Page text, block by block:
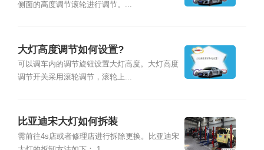
侧面的高度调节滚轮进行调节。...
大灯高度调节如何设置?
可以调车内的调节旋钮设置大灯高度。大灯高度
调节开关采用滚轮调节，滚轮上...
比亚迪宋大灯如何拆装
需前往4s店或者修理店进行拆除更换。比亚迪宋